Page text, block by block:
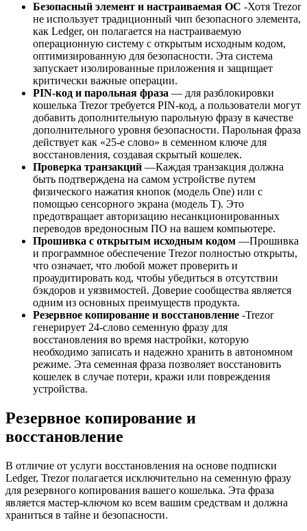
Безопасный элемент и настраиваемая ОС -Хотя Trezor
не использует традиционный чип безопасного элемента,
как Ledger, он полагается на настраиваемую
операционную систему с открытым исходным кодом,
оптимизированную для безопасности. Эта система
запускает изолированные приложения и защищает
критически важные операции.
PIN-код и парольная фраза — для разблокировки
кошелька Trezor требуется PIN-код, а пользователи могут
добавить дополнительную парольную фразу в качестве
дополнительного уровня безопасности. Парольная фраза
действует как «25-е слово» в семенном ключе для
восстановления, создавая скрытый кошелек.
Проверка транзакций —Каждая транзакция должна
быть подтверждена на самом устройстве путем
физического нажатия кнопок (модель One) или с
помощью сенсорного экрана (модель T). Это
предотвращает авторизацию несанкционированных
переводов вредоносным ПО на вашем компьютере.
Прошивка с открытым исходным кодом —Прошивка
и программное обеспечение Trezor полностью открыты,
что означает, что любой может проверить и
проаудитировать код, чтобы убедиться в отсутствии
бэкдоров и уязвимостей. Доверие сообщества является
одним из основных преимуществ продукта.
Резервное копирование и восстановление -Trezor
генерирует 24-слово семенную фразу для
восстановления во время настройки, которую
необходимо записать и надежно хранить в автономном
режиме. Эта семенная фраза позволяет восстановить
кошелек в случае потери, кражи или повреждения
устройства.
Резервное копирование и
восстановление
В отличие от услуги восстановления на основе подписки
Ledger, Trezor полагается исключительно на семенную фразу
для резервного копирования вашего кошелька. Эта фраза
является мастер-ключом ко всем вашим средствам и должна
храниться в тайне и безопасности.